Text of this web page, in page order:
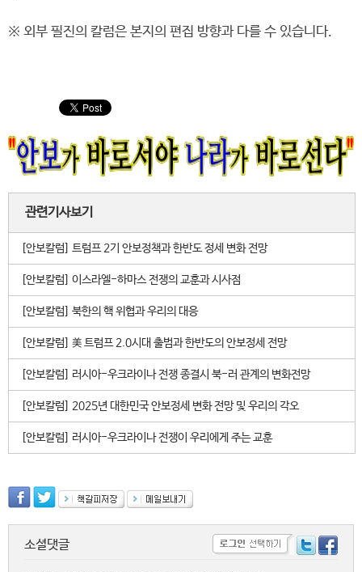
※ 외부 필진의 칼럼은 본지의 편집 방향과 다를 수 있습니다.
관련기사보기
[안보칼럼] 트럼프 2기 안보정책과 한반도 정세 변화 전망
[안보칼럼] 이스라엘-하마스 전쟁의 교훈과 시사점
[안보칼럼] 북한의 핵 위협과 우리의 대응
[안보칼럼] 美 트럼프 2.0시대 출범과 한반도의 안보정세 전망
[안보칼럼] 러시아-우크라이나 전쟁 종결시 북-러 관계의 변화전망
[안보칼럼] 2025년 대한민국 안보정세 변화 전망 및 우리의 각오
[안보칼럼] 러시아-우크라이나 전쟁이 우리에게 주는 교훈
소셜댓글